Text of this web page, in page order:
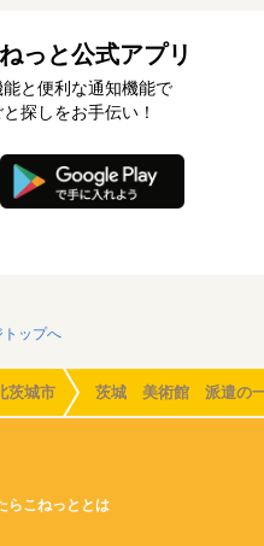
っと公式アプリ
と便利な通知機能で
探しをお手伝い！
トップへ
茨城市 茨城 美術館 派遣の
らこねっととは